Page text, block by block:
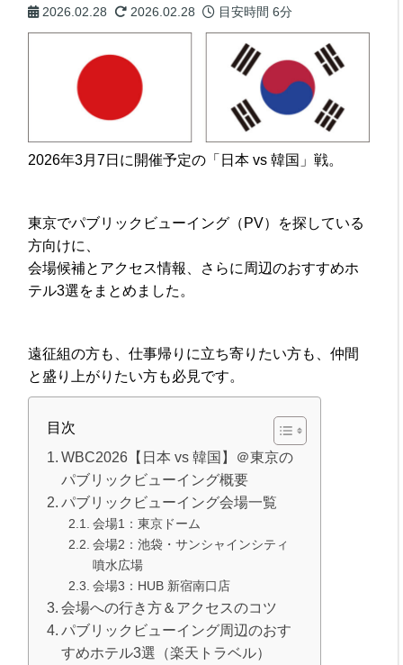
2026.02.28 2026.02.28 目安時間6分
2026年3月7日に開催予定の「日本 vs 韓国」戦。
東京でパブリックビューイング（PV）を探している
方向けに、
会場候補とアクセス情報、さらに周辺のおすすめホ
テル3選をまとめました。
遠征組の方も、仕事帰りに立ち寄りたい方も、仲間
と盛り上がりたい方も必見です。
目次
WBC2026【日本 vs 韓国】＠東京の
パブリックビューイング概要
パブリックビューイング会場一覧
会場1：東京ドーム
会場2：池袋・サンシャインシティ
噴水広場
会場3：HUB 新宿南口店
会場への行き方＆アクセスのコツ
パブリックビューイング周辺のおす
すめホテル3選（楽天トラベル）